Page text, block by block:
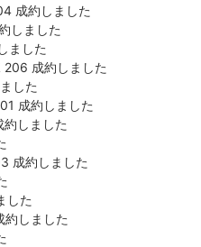
成約しました
しました
ました
成約しました
した
成約しました
しました
成約しました
した
しました